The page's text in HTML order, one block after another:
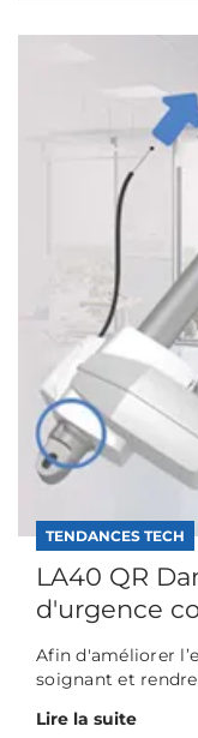
TENDANCES TECH
LA40 QR
d'urgence
Afin d'améliorer
soignant et
Lire la suite